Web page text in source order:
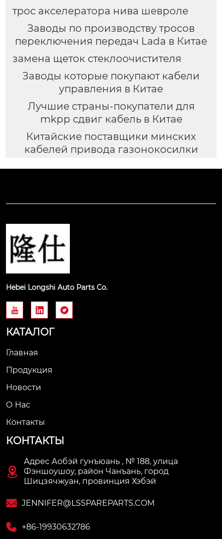
трос акселератора нива шевроле
Заводы по производству тросов
переключения передач Lada в Китае
замена щеток стеклоочистителя
Заводы которые покупают кабели
управления в Китае
Лучшие страны-покупатели для
mkpp сдвиг кабель в Китае
Китайские поставщики минских
кабелей привода газонокосилки
Hebei Longshi Auto Parts Co.
  
КАТАЛОГ
Главная
Продукция
Новости
О Нас
Контакты
КОНТАКТЫ

Адрес Аобэй гунъюань , № 188, улица
Фэншоушоу, район Чанъань, город
Шицзячжуан, провинция Хэбэй
 JENNIFER@LSSPAREPARTS.COM
 +86-19930632786